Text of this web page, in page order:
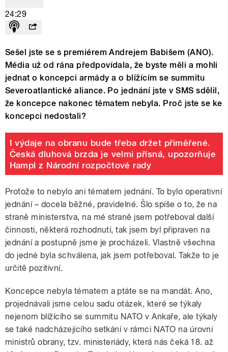
24:29
Sešel jste se s premiérem Andrejem Babišem (ANO).
Média už od rána předpovídala, že byste měli a mohli
jednat o koncepci armády a o blížícím se summitu
Severoatlantické aliance. Po jednání jste v SMS sdělil,
že koncepce nakonec tématem nebyla. Proč jste se ke
koncepci nedostali?
I výdaje na obranu bude třeba držet přiměřené.
Česká dluhová brzda je velmi přísná, upozorňuje
Hampl z Národní rozpočtové rady
Protože to nebylo ani tématem jednání. To bylo operativní
jednání – docela běžné, pravidelné. Šlo spíše o to, že na
straně ministerstva, na mé straně jsem potřeboval další
činnosti, některá rozhodnutí, tak jsem byl připraven na
jednání a postupně jsme je procházeli. Vlastně všechna
do jedné byla schválena, jak jsem potřeboval. Takže to je
určitě pozitivní.
Koncepce nebyla tématem a ptáte se na mandát. Ano,
projednávali jsme celou sadu otázek, které se týkaly
nejenom blížícího se summitu NATO v Ankaře, ale týkaly
se také nadcházejícího setkání v rámci NATO na úrovni
ministrů obrany, tzv. ministeriády, která nás čeká 18. až